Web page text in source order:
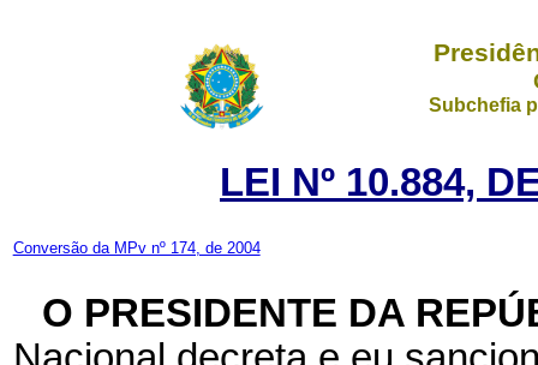
Subchefia
LEI Nº 10.884,
Conversão da MPv nº 174, de 2004
O PRESIDENTE DA